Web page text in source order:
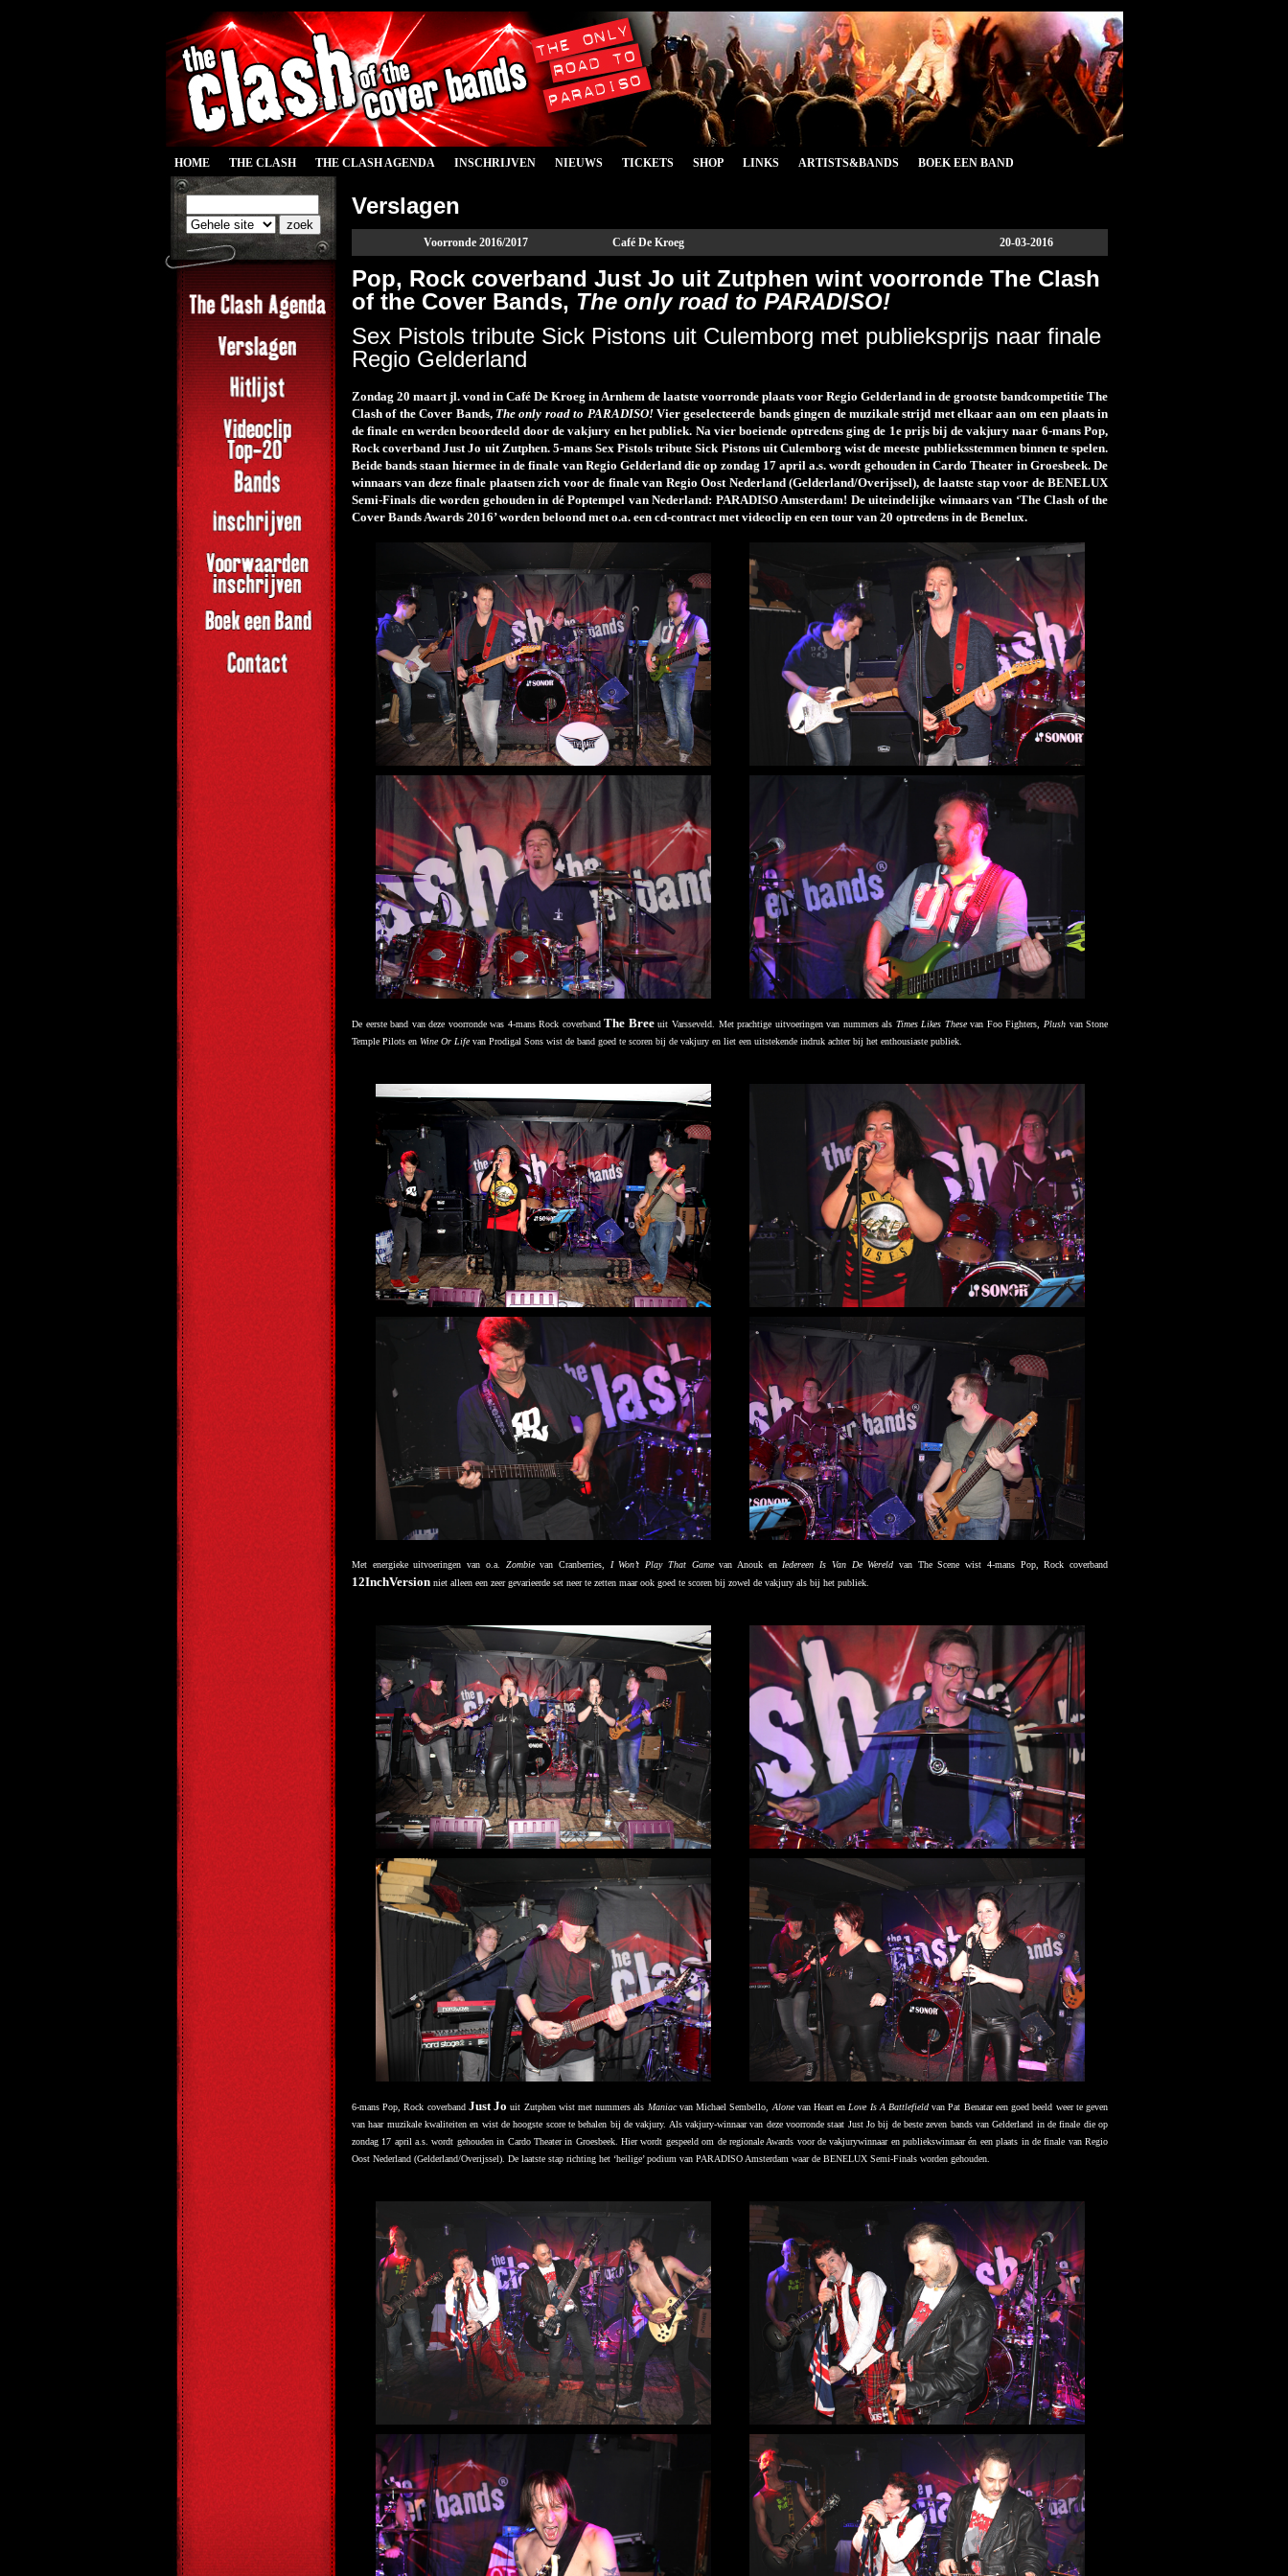
HOME THE CLASH THE CLASH AGENDA INSCHRIJVEN NIEUWS TICKETS SHOP LINKS ARTISTS&BANDS BOEK EEN BAND
Verslagen
Voorronde 2016/2017 Café De Kroeg 20-03-2016
Pop, Rock coverband Just Jo uit Zutphen wint voorronde The Clash
of the Cover Bands, The only road to PARADISO!
Sex Pistols tribute Sick Pistons uit Culemborg met publieksprijs naar finale
Regio Gelderland
Zondag 20 maart jl. vond in Café De Kroeg in Arnhem de laatste voorronde plaats voor Regio Gelderland in de grootste bandcompetitie The
Clash of the Cover Bands, The only road to PARADISO!Vier geselecteerde bands gingen de muzikale strijd met elkaar aan om een plaats in
de finale en werden beoordeeld door de vakjury en het publiek. Na vier boeiende optredens ging de 1e prijs bij de vakjury naar 6-mans Pop,
Rock coverband Just Jo uit Zutphen. 5-mans Sex Pistols tribute Sick Pistons uit Culemborg wist de meeste publieksstemmen binnen te spelen.
Beide bands staan hiermee in de finale van Regio Gelderland die op zondag 17 april a.s. wordt gehouden in Cardo Theater in Groesbeek. De
winnaars van deze finale plaatsen zich voor de finale van Regio Oost Nederland (Gelderland/Overijssel), de laatste stap voor de BENELUX
Semi-Finals die worden gehouden in dé Poptempel van Nederland: PARADISO Amsterdam! De uiteindelijke winnaars van ‘The Clash of the
Cover Bands Awards 2016’ worden beloond met o.a. een cd-contract met videoclip en een tour van 20 optredens in de Benelux.
De eerste band van deze voorronde was 4-mans Rock coverbandThe Breeuit Varsseveld. Met prachtige uitvoeringen van nummers als Times Likes Thesevan Foo Fighters, Plush van Stone
Temple Pilots en Wine Or Lifevan Prodigal Sons wist de band goed te scoren bij de vakjury en liet een uitstekende indruk achter bij het enthousiaste publiek.
Met energieke uitvoeringen van o.a. Zombievan Cranberries, I Won’t Play That Gamevan Anouk en Iedereen Is Van De Wereld van The Scene wist 4-mans Pop, Rock coverband
12InchVersion niet alleen een zeer gevarieerde set neer te zetten maar ook goed te scoren bij zowel de vakjury als bij het publiek.
6-mans Pop, Rock coverband Just Jo uit Zutphen wist met nummers als Maniacvan Michael Sembello, Alonevan Heart en Love Is A Battlefield van Pat Benatar een goed beeld weer te geven
van haar muzikale kwaliteiten en wist de hoogste score te behalen bij de vakjury. Als vakjury-winnaar van deze voorronde staat Just Jo bij de beste zeven bands van Gelderland in de finale die op
zondag 17 april a.s. wordt gehouden in Cardo Theater in Groesbeek. Hier wordt gespeeld om de regionale Awards voor de vakjurywinnaar en publiekswinnaar én een plaats in de finale van Regio
Oost Nederland (Gelderland/Overijssel). De laatste stap richting het ‘heilige’ podium van PARADISO Amsterdam waar de BENELUX Semi-Finals worden gehouden.